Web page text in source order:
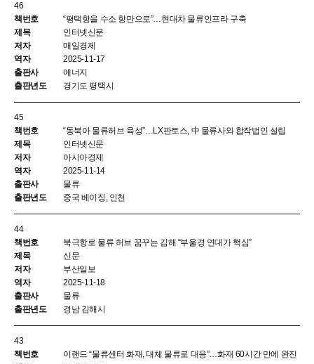
46
“평택항을 수소 항만으로”…현대차 물류인프라 구축
인터넷신문
매일경제
2025-11-17
에너지
경기도 평택시
45
“동북아 물류허브 육성”…LX판토스, 中 물류사와 합작법인 설립
인터넷신문
아시아경제
2025-11-14
물류
중국 베이징, 인천
44
북극항로 물류 허브 꿈꾸는 김해 “부울경 연대가 핵심”
신문
부산일보
2025-11-18
물류
경남 김해시
43
이랜드 “물류센터 화재, 대체 물류로 대응”…화재 60시간 만에 완진